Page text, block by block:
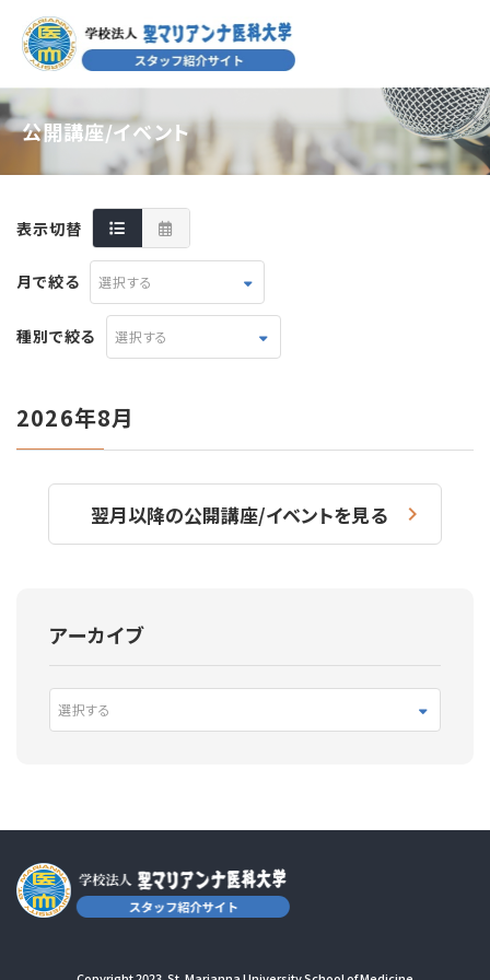
公開講座/イベント
表示切替
月で絞る 選択する
種別で絞る 選択する
2026年8月
翌月以降の公開講座/イベントを見る
アーカイブ
選択する